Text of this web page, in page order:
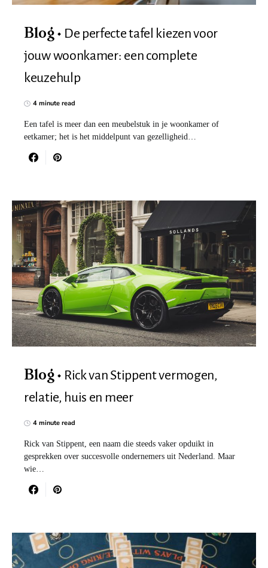
Blog
De perfecte tafel kiezen voor
jouw woonkamer: een complete
keuzehulp
4 minute read
Een tafel is meer dan een meubelstuk in je woonkamer of
eetkamer; het is het middelpunt van gezelligheid…
Blog
Rick van Stippent vermogen,
relatie, huis en meer
4 minute read
Rick van Stippent, een naam die steeds vaker opduikt in
gesprekken over succesvolle ondernemers uit Nederland. Maar
wie…